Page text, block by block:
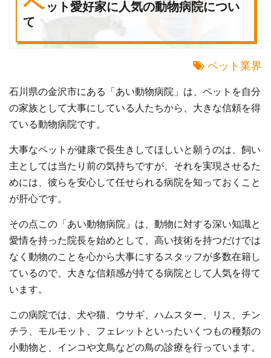
ット愛好家に人気の動物病院につい
て
ペット業界
石川県の金沢市にある「あい動物病院」は、ペットを自分
の家族として大事にしている人たちから、大きな信頼を得
ている動物病院です。
大事なペットが健康で長生きしてほしいと願うのは、飼い
主としては当たり前の気持ちですが、それを実現させるた
めには、彼らを安心して任せられる病院を知っておくこと
が肝心です。
その点この「あい動物病院」は、動物に対する深い知識と
愛情を持った院長を始めとして、高い技術を持つだけでは
なく動物のことを心から大事にするスタッフが多数在籍し
ているので、大きな信頼感が持てる病院として人気を得て
います。
この病院では、犬や猫、ウサギ、ハムスター、リス、チン
チラ、モルモット、フェレットといったいくつもの種類の
小動物と、インコや文鳥などの鳥の診療を行っています。